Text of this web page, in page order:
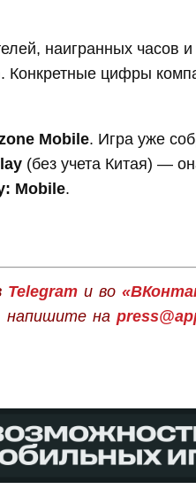
наигранных часов и
. Конкретные цифры
Mobile. Игра уже
(без учета Китая) —
Mobile.
Telegramи во
напишите на